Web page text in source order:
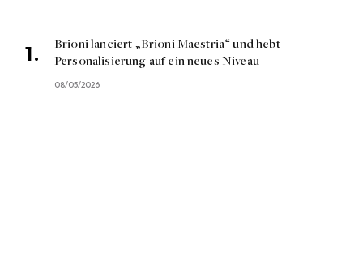
Brioni lanciert „Brioni Maestria“ und hebt
Personalisierung auf ein neues Niveau
08/05/2026